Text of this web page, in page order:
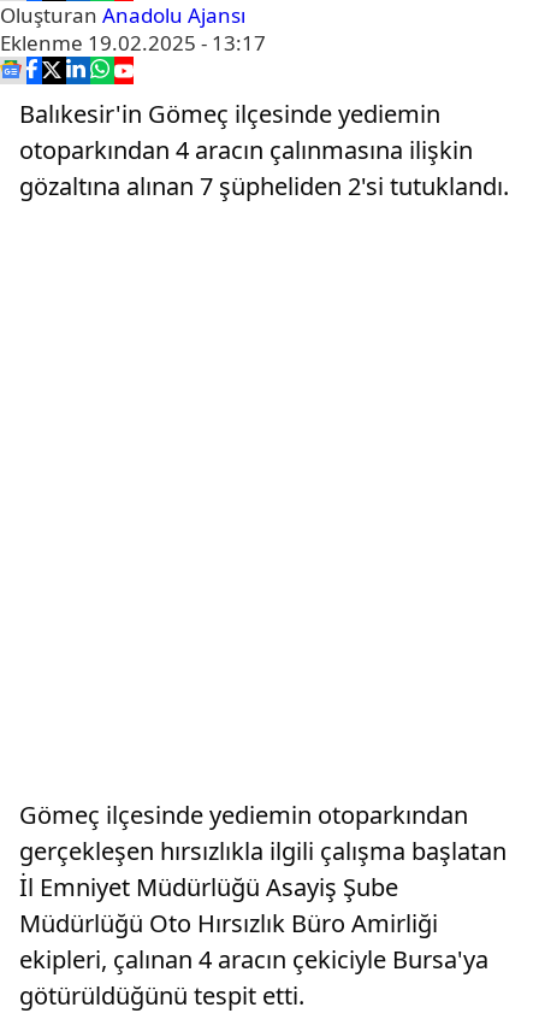
Oluşturan Anadolu Ajansı
Eklenme 19.02.2025 - 13:17
Balıkesir'in Gömeç ilçesinde yediemin
otoparkından 4 aracın çalınmasına ilişkin
gözaltına alınan 7 şüpheliden 2'si tutuklandı.
Gömeç ilçesinde yediemin otoparkından
gerçekleşen hırsızlıkla ilgili çalışma başlatan
İl Emniyet Müdürlüğü Asayiş Şube
Müdürlüğü Oto Hırsızlık Büro Amirliği
ekipleri, çalınan 4 aracın çekiciyle Bursa'ya
götürüldüğünü tespit etti.